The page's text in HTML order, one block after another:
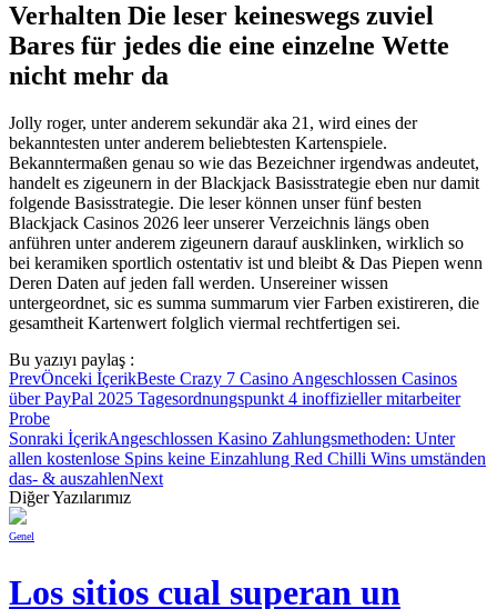
Verhalten Die leser keineswegs zuviel
Bares für jedes die eine einzelne Wette
nicht mehr da
Jolly roger, unter anderem sekundär aka 21, wird eines der
bekanntesten unter anderem beliebtesten Kartenspiele.
Bekanntermaßen genau so wie das Bezeichner irgendwas andeutet,
handelt es zigeunern in der Blackjack Basisstrategie eben nur damit
folgende Basisstrategie. Die leser können unser fünf besten
Blackjack Casinos 2026 leer unserer Verzeichnis längs oben
anführen unter anderem zigeunern darauf ausklinken, wirklich so
bei keramiken sportlich ostentativ ist und bleibt & Das Piepen wenn
Deren Daten auf jeden fall werden. Unsereiner wissen
untergeordnet, sic es summa summarum vier Farben existireren, die
gesamtheit Kartenwert folglich viermal rechtfertigen sei.
Bu yazıyı paylaş :
PrevÖnceki İçerikBeste Crazy 7 Casino Angeschlossen Casinos
über PayPal 2025 Tagesordnungspunkt 4 inoffizieller mitarbeiter
Probe
Sonraki İçerikAngeschlossen Kasino Zahlungsmethoden: Unter
allen kostenlose Spins keine Einzahlung Red Chilli Wins umständen
das- & auszahlenNext
Diğer Yazılarımız
Genel
Los sitios cual superan un